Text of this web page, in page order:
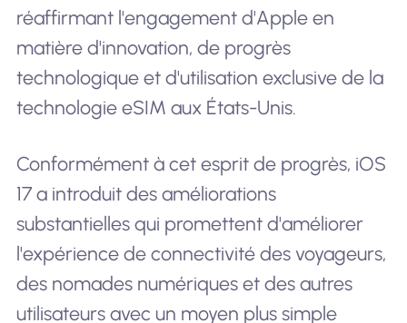
réaffirmant l'engagement d'Apple en
matière d'innovation, de progrès
technologique et d'utilisation exclusive de la
technologie eSIM aux États-Unis.
Conformément à cet esprit de progrès, iOS
17 a introduit des améliorations
substantielles qui promettent d'améliorer
l'expérience de connectivité des voyageurs,
des nomades numériques et des autres
utilisateurs avec un moyen plus simple